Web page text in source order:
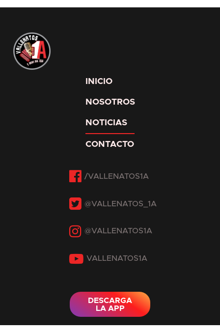
INICIO
NOSOTROS
NOTICIAS
CONTACTO
DESCARGA
LA APP